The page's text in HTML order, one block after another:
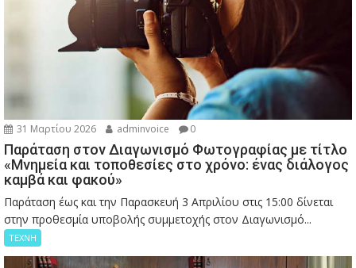
31 Μαρτίου 2026 adminvoice 0
Παράταση στον Διαγωνισμό Φωτογραφίας με τίτλο
«Μνημεία και τοποθεσίες στο χρόνο: ένας διάλογος
καμβά και φακού»
Παράταση έως και την Παρασκευή 3 Απριλίου στις 15:00 δίνεται
στην προθεσμία υποβολής συμμετοχής στον Διαγωνισμό...
ΤΕΧΝΗ